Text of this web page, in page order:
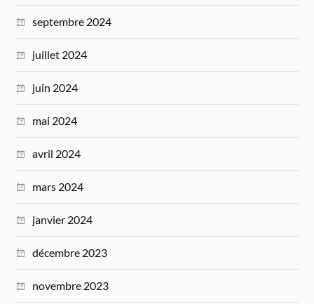
septembre 2024
juillet 2024
juin 2024
mai 2024
avril 2024
mars 2024
janvier 2024
décembre 2023
novembre 2023